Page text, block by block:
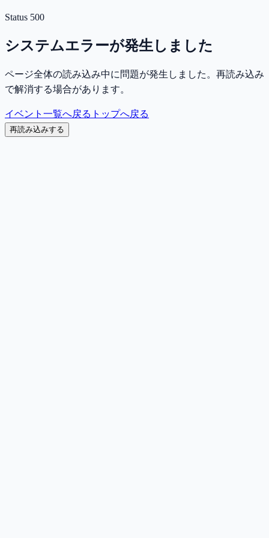
Status 500
システムエラーが発生しました
ページ全体の読み込み中に問題が発生しました。再読み込み
で解消する場合があります。
イベント一覧へ戻る トップへ戻る
再読み込みする